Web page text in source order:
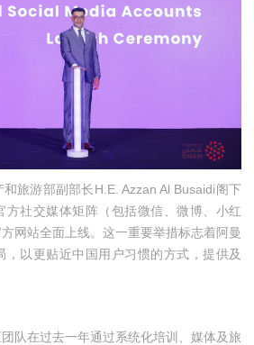
旅游部副部长H.E. Azzan Al Busaidi阁下
方社交媒体矩阵（包括微信、微博、小红
网站全面上线。这一重要举措标志着阿曼
，以更贴近中国用户习惯的方式，提供及
队在过去一年通过系统化培训、媒体及旅